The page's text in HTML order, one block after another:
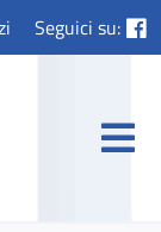
Seguici su: